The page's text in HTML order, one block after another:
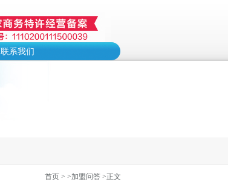
联系我们
首页 > >加盟问答 >正文